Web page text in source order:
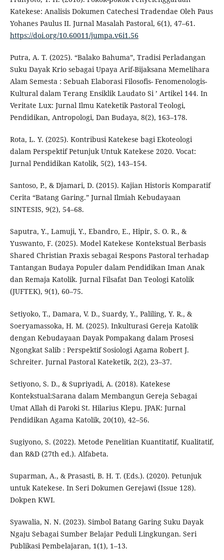
Katekese: Analisis Dokumen Catechesi Tradendae Oleh Paus
Yohanes Paulus II. Jurnal Masalah Pastoral, 6(1), 47–61.
https://doi.org/10.60011/jumpa.v6i1.56
Putra, A. T. (2025). “Balako Bahuma”, Tradisi Perladangan
Suku Dayak Krio sebagai Upaya Arif-Bijaksana Memelihara
Alam Semesta : Sebuah Elaborasi Filosofis- Fenomenologis-
Kultural dalam Terang Ensiklik Laudato Si ’ Artikel 144. In
Veritate Lux: Jurnal Ilmu Kateketik Pastoral Teologi,
Pendidikan, Antropologi, Dan Budaya, 8(2), 163–178.
Rota, L. Y. (2025). Kontribusi Katekese bagi Ekoteologi
dalam Perspektif Petunjuk Untuk Katekese 2020. Vocat:
Jurnal Pendidikan Katolik, 5(2), 143–154.
Santoso, P., & Djamari, D. (2015). Kajian Historis Komparatif
Cerita “Batang Garing.” Jurnal Ilmiah Kebudayaan
SINTESIS, 9(2), 54–68.
Saputra, Y., Lamuji, Y., Ebandro, E., Hipir, S. O. R., &
Yuswanto, F. (2025). Model Katekese Kontekstual Berbasis
Shared Christian Praxis sebagai Respons Pastoral terhadap
Tantangan Budaya Populer dalam Pendidikan Iman Anak
dan Remaja Katolik. Jurnal Filsafat Dan Teologi Katolik
(JUFTEK), 9(1), 60–75.
Setiyoko, T., Damara, V. D., Suardy, Y., Paliling, Y. R., &
Soeryamassoka, H. M. (2025). Inkulturasi Gereja Katolik
dengan Kebudayaan Dayak Pompakang dalam Prosesi
Ngongkat Salib : Perspektif Sosiologi Agama Robert J.
Schreiter. Jurnal Pastoral Kateketik, 2(2), 23–37.
Setiyono, S. D., & Supriyadi, A. (2018). Katekese
Kontekstual:Sarana dalam Membangun Gereja Sebagai
Umat Allah di Paroki St. Hilarius Klepu. JPAK: Jurnal
Pendidikan Agama Katolik, 20(10), 42–56.
Sugiyono, S. (2022). Metode Penelitian Kuantitatif, Kualitatif,
dan R&D (27th ed.). Alfabeta.
Suparman, A., & Prasasti, B. H. T. (Eds.). (2020). Petunjuk
untuk Katekese. In Seri Dokumen Gerejawi (Issue 128).
Dokpen KWI.
Syawalia, N. N. (2023). Simbol Batang Garing Suku Dayak
Ngaju Sebagai Sumber Belajar Peduli Lingkungan. Seri
Publikasi Pembelajaran, 1(1), 1–13.